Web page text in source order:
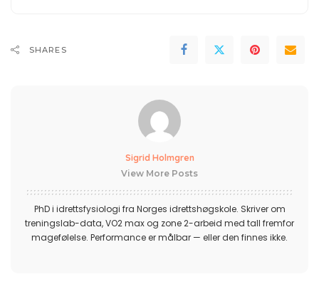
SHARES
Sigrid Holmgren
View More Posts
PhD i idrettsfysiologi fra Norges idrettshøgskole. Skriver om
treningslab-data, VO2 max og zone 2-arbeid med tall fremfor
magefølelse. Performance er målbar — eller den finnes ikke.